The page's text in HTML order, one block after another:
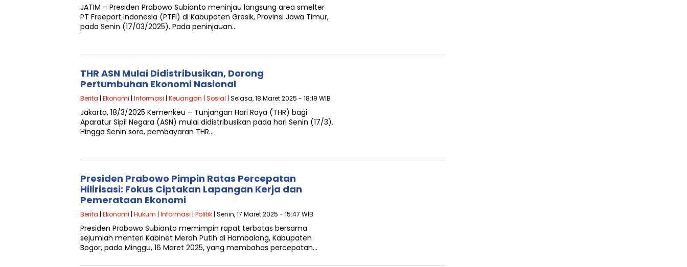
JATIM – Presiden Prabowo Subianto meninjau langsung area smelter
PT Freeport Indonesia (PTFI) di Kabupaten Gresik, Provinsi Jawa Timur,
pada Senin (17/03/2025). Pada peninjauan…
THR ASN Mulai Didistribusikan, Dorong
Pertumbuhan Ekonomi Nasional
Berita | Ekonomi | Informasi | Keuangan | Sosial | Selasa, 18 Maret 2025 - 18:19 WIB
Jakarta, 18/3/2025 Kemenkeu – Tunjangan Hari Raya (THR) bagi
Aparatur Sipil Negara (ASN) mulai didistribusikan pada hari Senin (17/3).
Hingga Senin sore, pembayaran THR…
Presiden Prabowo Pimpin Ratas Percepatan
Hilirisasi: Fokus Ciptakan Lapangan Kerja dan
Pemerataan Ekonomi
Berita | Ekonomi | Hukum | Informasi | Politik | Senin, 17 Maret 2025 - 15:47 WIB
Presiden Prabowo Subianto memimpin rapat terbatas bersama
sejumlah menteri Kabinet Merah Putih di Hambalang, Kabupaten
Bogor, pada Minggu, 16 Maret 2025, yang membahas percepatan…